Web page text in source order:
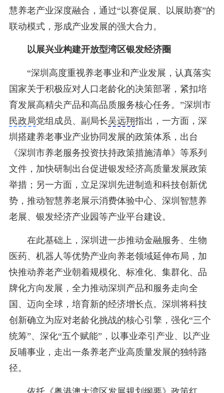
慧养老产业深度融合，通过“以赛促展、以展助赛”的
联动模式，形成产业发展的强大合力。
以展兴业构建开放型湾区银发经济圈
“深圳高度重视养老事业和产业发展，认真落实
国家关于积极应对人口老龄化的决策部署，紧扣培
育发展高精尖产品和高品质服务核心任务。”深圳市
民政局党组成员、副局长吴远翔指出，一方面，深
圳搭建养老事业产业协同发展的政策体系，出台
《深圳市养老服务投资扶持政策措施清单》等系列
文件，加快研制出台促进银发经济高质量发展政策
举措；另一方面，立足深圳先进制造和科技创新优
势，推动智慧养老展示消费体验中心、深圳智慧养
老展、银发经济产业园等产业平台建设。
在此基础上，深圳进一步推动金融服务、生物
医药、机器人等优势产业向养老领域延伸布局，加
快推动养老产业朝着规模化、标准化、集群化、品
牌化方向发展，全力推动深圳产品和服务走向全
国、迈向全球，培育新的经济增长点。深圳将科技
创新确立为应对老龄化挑战的核心引擎，强化“三个
统筹”、深化“五个赋能”，以事业牵引产业、以产业
反哺事业，走出一条养老产业高质量发展的独特路
径。